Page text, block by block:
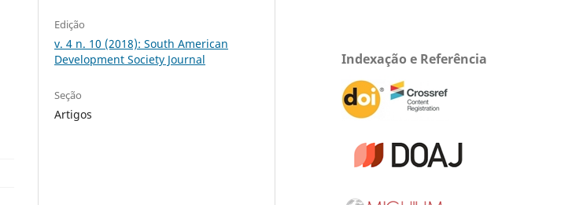
Edição
v. 4 n. 10 (2018): South American
Development Society Journal
Seção
Artigos
Indexação e Referência